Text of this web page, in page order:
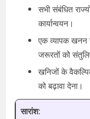
सभी संबंधित
कार्यान्वयन।
एक व्यापक खनन
जरूरतों को
खनिजों के
को बढ़ावा देना।
सारांश: